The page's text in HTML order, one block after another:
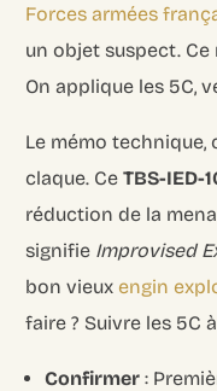
Forces armées
un objet suspect. Ce
On applique les 5C,
Le mémo technique,
claque. CeTBS-IED-
réduction de la
signifie Improvised
bon vieux engin
faire ? Suivre les 5C
Confirmer :